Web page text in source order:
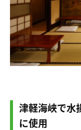
津軽海峡で水
に使用